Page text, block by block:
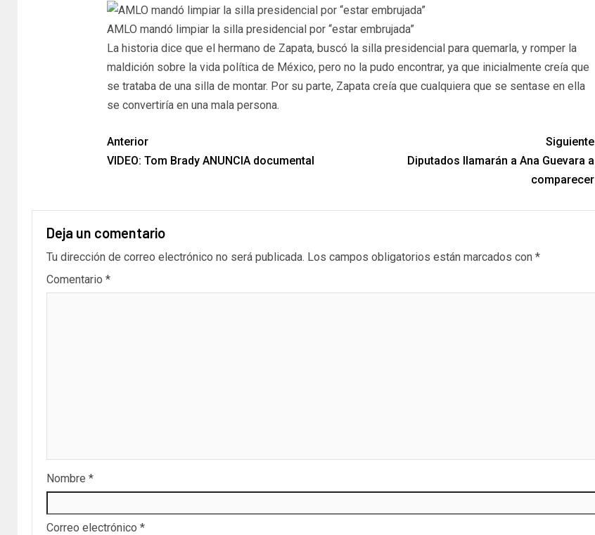
AMLO mandó limpiar la silla presidencial por “estar embrujada”
La historia dice que el hermano de Zapata, buscó la silla presidencial para quemarla, y romper la
maldición sobre la vida política de México, pero no la pudo encontrar, ya que inicialmente creía que
se trataba de una silla de montar. Por su parte, Zapata creía que cualquiera que se sentase en ella
se convertiría en una mala persona.
Anterior
VIDEO: Tom Brady ANUNCIA documental
Siguiente
Diputados llamarán a Ana Guevara a
comparecer
Deja un comentario
Tu dirección de correo electrónico no será publicada. Los campos obligatorios están marcados con *
Comentario *
Nombre *
Correo electrónico *